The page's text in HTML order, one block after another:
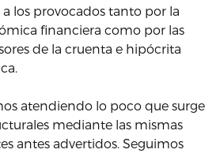
los provocados tanto por la
financiera como por las
de la cruenta e hipócrita
atendiendo lo poco que surge
mediante las mismas
antes advertidos. Seguimos